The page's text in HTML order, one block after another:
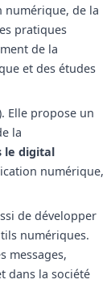
numérique, de la
pratiques
de la
et des études
Elle propose un
la
le digital
numérique,
de développer
numériques.
messages,
dans la société